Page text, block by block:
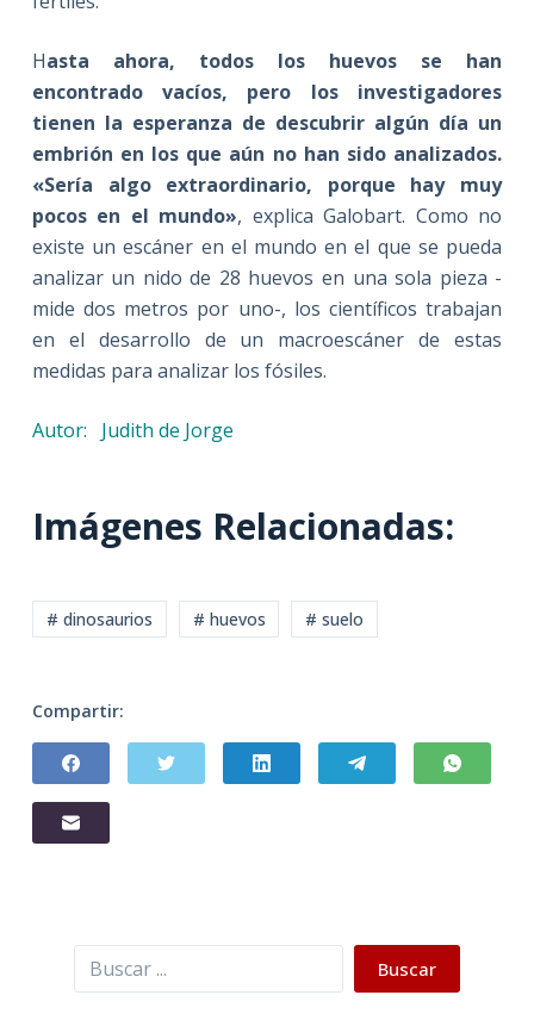
Hasta ahora, todos los huevos se han
encontrado vacíos, pero los investigadores
tienen la esperanza de descubrir algún día un
embrión en los que aún no han sido analizados.
«Sería algo extraordinario, porque hay muy
pocos en el mundo», explica Galobart. Como no
existe un escáner en el mundo en el que se pueda
analizar un nido de 28 huevos en una sola pieza -
mide dos metros por uno-, los científicos trabajan
en el desarrollo de un macroescáner de estas
medidas para analizar los fósiles.
Autor: Judith de Jorge
Imágenes Relacionadas:
# dinosaurios # huevos # suelo
Compartir:
Buscar Buscar